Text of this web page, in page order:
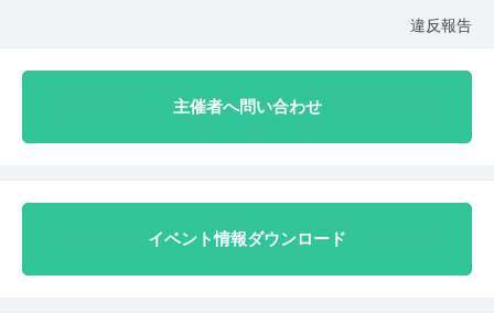
違反報告
主催者へ問い合わせ
イベント情報ダウンロード